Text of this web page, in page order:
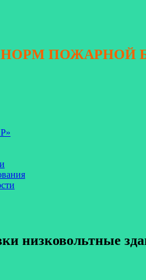
ПОЖАРНОЙ
низковольтные